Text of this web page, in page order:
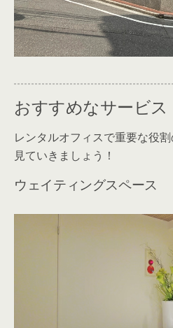
おすすめなサービ
レンタルオフィスで重要な役
見ていきましょう！
ウェイティングスペース